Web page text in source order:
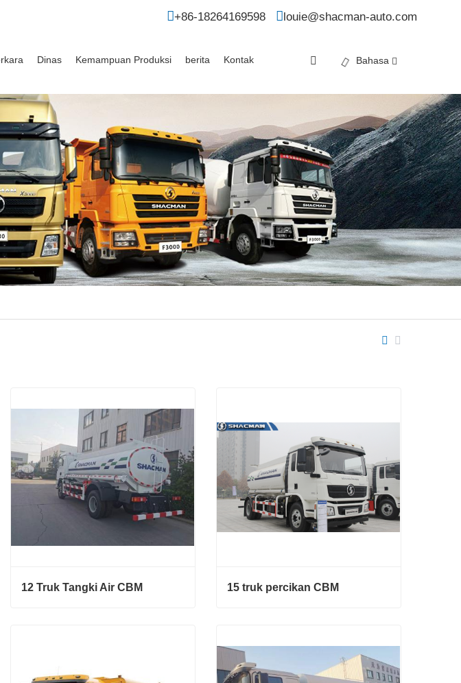
+86-18264169598 louie@shacman-auto.com
Dinas Kemampuan Produksi berita Kontak Bahasa
12 Truk Tangki Air CBM 15 truk percikan CBM